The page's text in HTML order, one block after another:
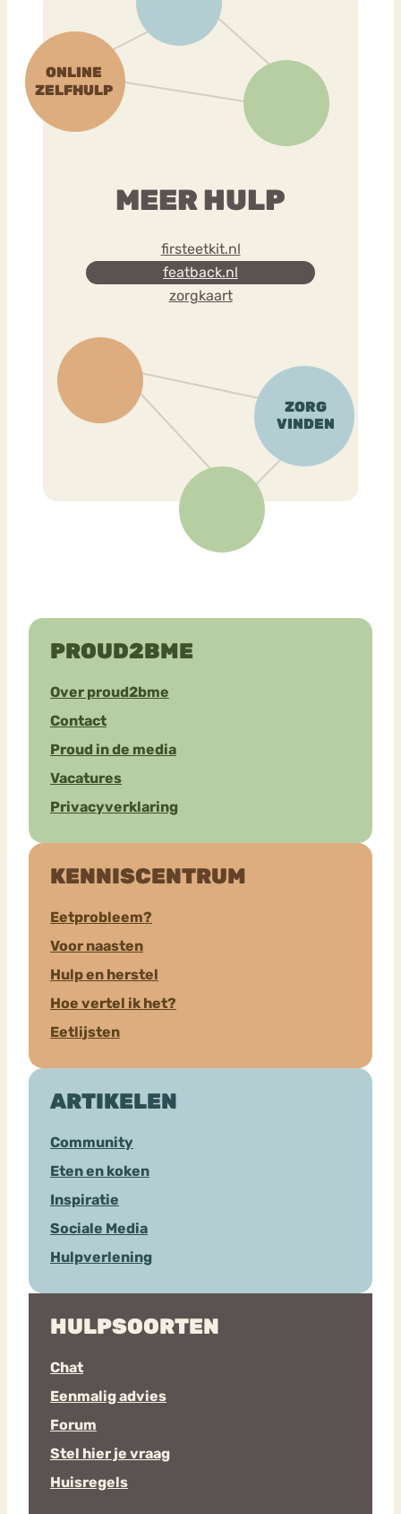
MEER HULP
firsteetkit.nl
featback.nl
zorgkaart
PROUD2BME
Over proud2bme
Contact
Proud in de media
Vacatures
Privacyverklaring
KENNISCENTRUM
Eetprobleem?
Voor naasten
Hulp en herstel
Hoe vertel ik het?
Eetlijsten
ARTIKELEN
Community
Eten en koken
Inspiratie
Sociale Media
Hulpverlening
HULPSOORTEN
Chat
Eenmalig advies
Forum
Stel hier je vraag
Huisregels